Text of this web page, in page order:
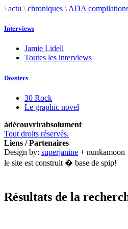
\ actu \ chroniques \ ADA
Interviews
Jamie Lidell
Toutes les interviews
Dossiers
30 Rock
Le graphic novel
àdécouvrirabsolument
Tout droits réservés.
Liens / Partenaires
Design by: superjanine + nunkamoon
le site est construit � base de spip!
Résultats de la